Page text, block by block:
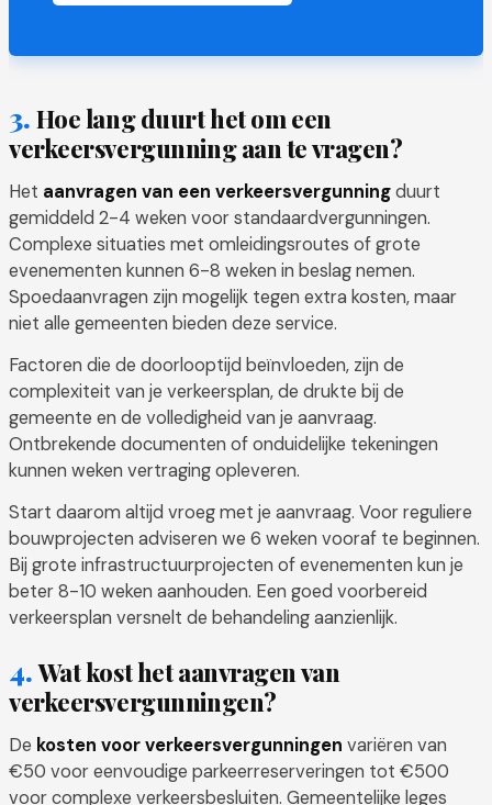
Hoe lang duurt het om een
verkeersvergunning aan te vragen?
Het aanvragen van een verkeersvergunningduurt
gemiddeld 2-4 weken voor standaardvergunningen.
Complexe situaties met omleidingsroutes of grote
evenementen kunnen 6-8 weken in beslag nemen.
Spoedaanvragen zijn mogelijk tegen extra kosten, maar
niet alle gemeenten bieden deze service.
Factoren die de doorlooptijd beïnvloeden, zijn de
complexiteit van je verkeersplan, de drukte bij de
gemeente en de volledigheid van je aanvraag.
Ontbrekende documenten of onduidelijke tekeningen
kunnen weken vertraging opleveren.
Start daarom altijd vroeg met je aanvraag. Voor reguliere
bouwprojecten adviseren we 6 weken vooraf te beginnen.
Bij grote infrastructuurprojecten of evenementen kun je
beter 8-10 weken aanhouden. Een goed voorbereid
verkeersplan versnelt de behandeling aanzienlijk.
Wat kost het aanvragen van
verkeersvergunningen?
De kosten voor verkeersvergunningen variëren van
€50 voor eenvoudige parkeerreserveringen tot €500
voor complexe verkeersbesluiten. Gemeentelijke leges